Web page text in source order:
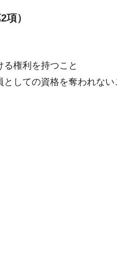
）
権利を持つこと
しての資格を奪われない